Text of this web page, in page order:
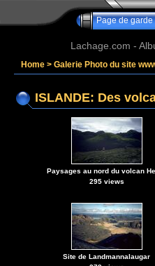
Page de garde
Lachage.com -
Home > Galerie Photo du site
ISLANDE: Des
Paysages au nord du volcan
295 views
Site de Landmannalaugar